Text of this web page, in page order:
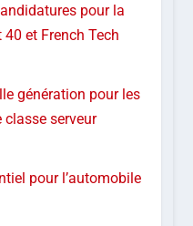
pour la
et French Tech
génération pour les
classe serveur
pour l’automobile